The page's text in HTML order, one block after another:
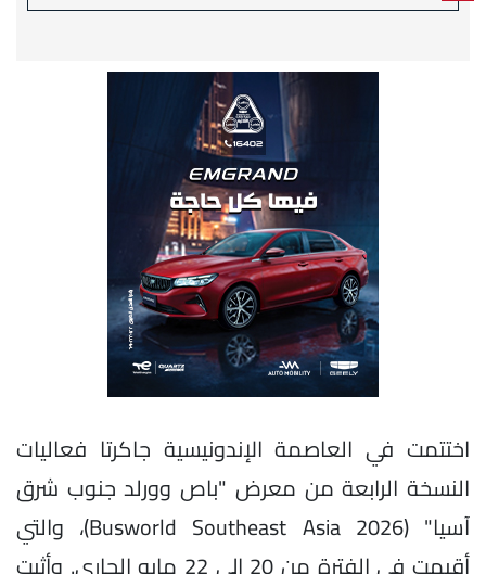
اختتمت في العاصمة الإندونيسية جاكرتا فعاليات
النسخة الرابعة من معرض "باص وورلد جنوب شرق
آسيا" (Busworld Southeast Asia 2026)، والتي
أقيمت في الفترة من 20 إلى 22 مايو الجاري. وأثبت